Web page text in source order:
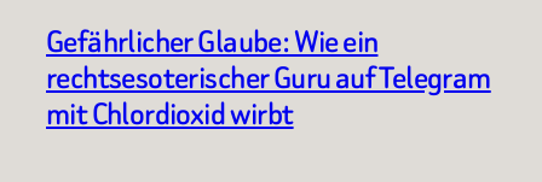
Gefährlicher Glaube: Wie ein
rechtsesoterischer Guru auf Telegram
mit Chlordioxid wirbt